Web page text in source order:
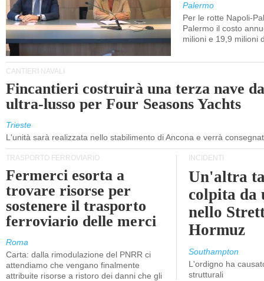
Palermo
Per le rotte Napoli-
Palermo il costo
milioni e 19,9 milioni
CANTIERI NAVALI
Fincantieri costruirà una terza nave
ultra-lusso per Four Seasons Yachts
Trieste
L'unità sarà realizzata nello stabilimento di Ancona e verrà
TRASPORTO FERROVIARIO
Fermerci esorta a
trovare risorse per
sostenere il trasporto
ferroviario delle merci
Roma
Carta: dalla rimodulazione del PNRR ci
attendiamo che vengano finalmente
attribuite risorse a ristoro dei danni che gli
INCIDENTI
Un'altra
colpita da
nello
Hormuz
Southampton
L'ordigno ha
strutturali